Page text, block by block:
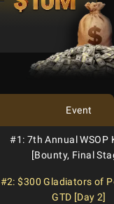
Event
#1: 7th Annual WSOP
[Bounty, Final
#2: $300 Gladiators of
GTD [Day 2]